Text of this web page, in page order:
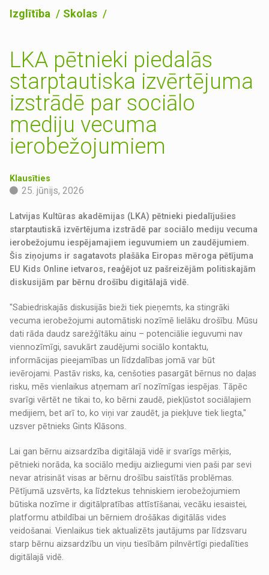
Izglītība Skolas
LKA pētnieki piedalās
starptautiska izvērtējuma
izstrādē par sociālo
mediju vecuma
ierobežojumiem
Klausīties
25. jūnijs, 2026
Latvijas Kultūras akadēmijas (LKA) pētnieki piedalījušies
starptautiskā izvērtējuma izstrādē par sociālo mediju vecuma
ierobežojumu iespējamajiem ieguvumiem un zaudējumiem.
Šis ziņojums ir sagatavots plašāka Eiropas mēroga pētījuma
EU Kids Online ietvaros, reaģējot uz pašreizējām politiskajām
diskusijām par bērnu drošību digitālajā vidē.
"Sabiedriskajās diskusijās bieži tiek pieņemts, ka stingrāki
vecuma ierobežojumi automātiski nozīmē lielāku drošību. Mūsu
dati rāda daudz sarežģītāku ainu – potenciālie ieguvumi nav
viennozīmīgi, savukārt zaudējumi sociālo kontaktu,
informācijas pieejamības un līdzdalības jomā var būt
ievērojami. Pastāv risks, ka, cenšoties pasargāt bērnus no daļas
risku, mēs vienlaikus atņemam arī nozīmīgas iespējas. Tāpēc
svarīgi vērtēt ne tikai to, ko bērni zaudē, piekļūstot sociālajiem
medijiem, bet arī to, ko viņi var zaudēt, ja piekļuve tiek liegta,"
uzsver pētnieks Gints Klāsons.
Lai gan bērnu aizsardzība digitālajā vidē ir svarīgs mērķis,
pētnieki norāda, ka sociālo mediju aizliegumi vien paši par sevi
nevar atrisināt visas ar bērnu drošību saistītās problēmas.
Pētījumā uzsvērts, ka līdztekus tehniskiem ierobežojumiem
būtiska nozīme ir digitālpratības attīstīšanai, vecāku iesaistei,
platformu atbildībai un bērniem drošākas digitālās vides
veidošanai. Vienlaikus tiek aktualizēts jautājums par līdzsvaru
starp bērnu aizsardzību un viņu tiesībām pilnvērtīgi piedalīties
digitālajā vidē.